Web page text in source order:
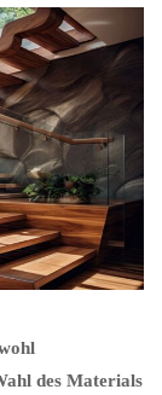
des Materials